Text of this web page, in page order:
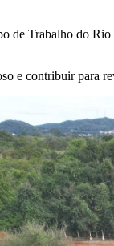
de Trabalho do
e contribuir para